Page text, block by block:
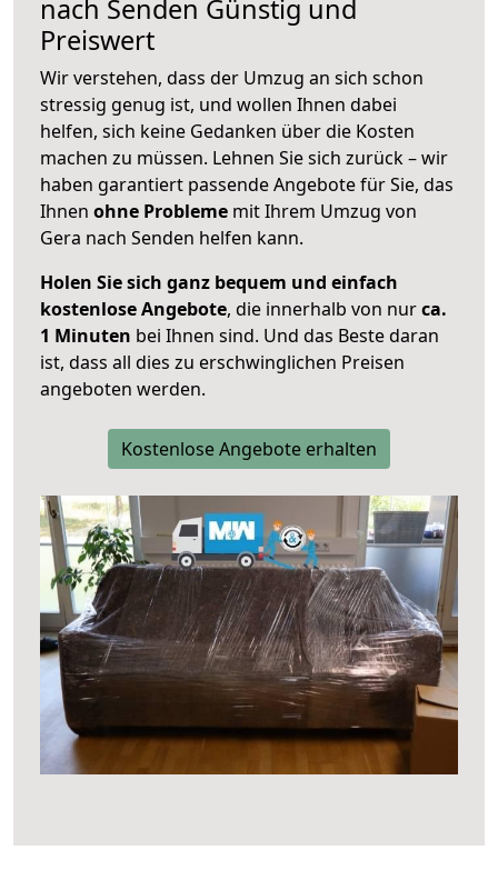
nach Senden Günstig und
Preiswert
Wir verstehen, dass der Umzug an sich schon
stressig genug ist, und wollen Ihnen dabei
helfen, sich keine Gedanken über die Kosten
machen zu müssen. Lehnen Sie sich zurück – wir
haben garantiert passende Angebote für Sie, das
Ihnen ohne Probleme mit Ihrem Umzug von
Gera nach Senden helfen kann.
Holen Sie sich ganz bequem und einfach
kostenlose Angebote, die innerhalb von nurca.
1 Minuten bei Ihnen sind. Und das Beste daran
ist, dass all dies zu erschwinglichen Preisen
angeboten werden.
Kostenlose Angebote erhalten